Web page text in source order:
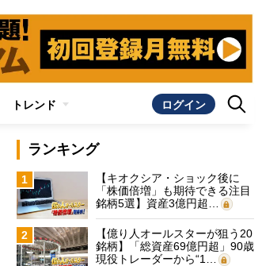
トレンド ログイン
ランキング
1
【キオクシア・ショック後に
「株価倍増」も期待できる注目
銘柄5選】資産3億円超…
2
【億り人オールスターが狙う20
銘柄】「総資産69億円超」90歳
現役トレーダーから“1…